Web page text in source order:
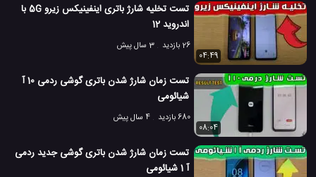
تست تخلیه شارژ باتری اینفینیکس زیرو 5G با
اندروید 12
26 بازدید
3 سال پیش
04:49
تست زمان شارژ شدن باتری گوشی ردمی 10 آ
شیائومی
680 بازدید
4 سال پیش
08:04
تست زمان شارژ شدن باتری گوشی جدید ردمی
آ 1 شیائومی